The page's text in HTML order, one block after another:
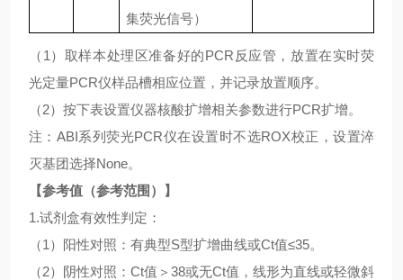
集荧光信号）
（ 1）取样本处理区准备好的PCR反应管，放置在实时荧
光定量PCR仪样品槽相应位置，并记录放置顺序。
（2）按下表设置仪器核酸扩增相关参数进行PCR扩增。
注： ABI系列荧光PCR仪在设置时不选ROX校正，设置淬
灭基团选择None。
【参考值（参考范围）】
1.试剂盒有效性判定：
（1）阳性对照：有典型S型扩增曲线或Ct值≤35。
（2）阴性对照：Ct值＞38或无Ct值，线形为直线或轻微斜